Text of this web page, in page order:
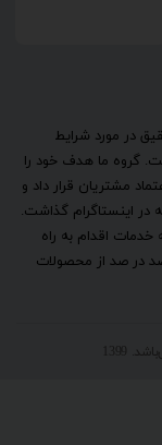
تحقیق در مورد شرایط
گروه ما هدف خود را
مشتریان قرار داد و
در اینستاگرام گذاشت.
اقدام به راه
در صد از محصولات
1399